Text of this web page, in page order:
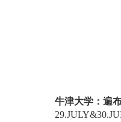
牛津大学：遍